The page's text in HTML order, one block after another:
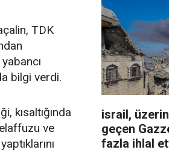
TDK
bilgi verdi.
kısaltığında
ve
israil,
geçen
fazla ihlal